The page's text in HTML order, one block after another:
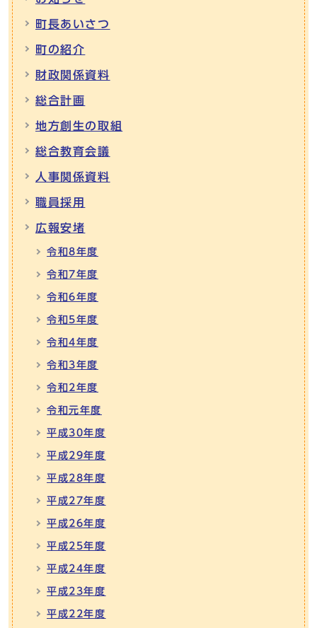
町長あいさつ
町の紹介
財政関係資料
総合計画
地方創生の取組
総合教育会議
人事関係資料
職員採用
広報安堵
令和8年度
令和7年度
令和6年度
令和5年度
令和4年度
令和3年度
令和2年度
令和元年度
平成30年度
平成29年度
平成28年度
平成27年度
平成26年度
平成25年度
平成24年度
平成23年度
平成22年度